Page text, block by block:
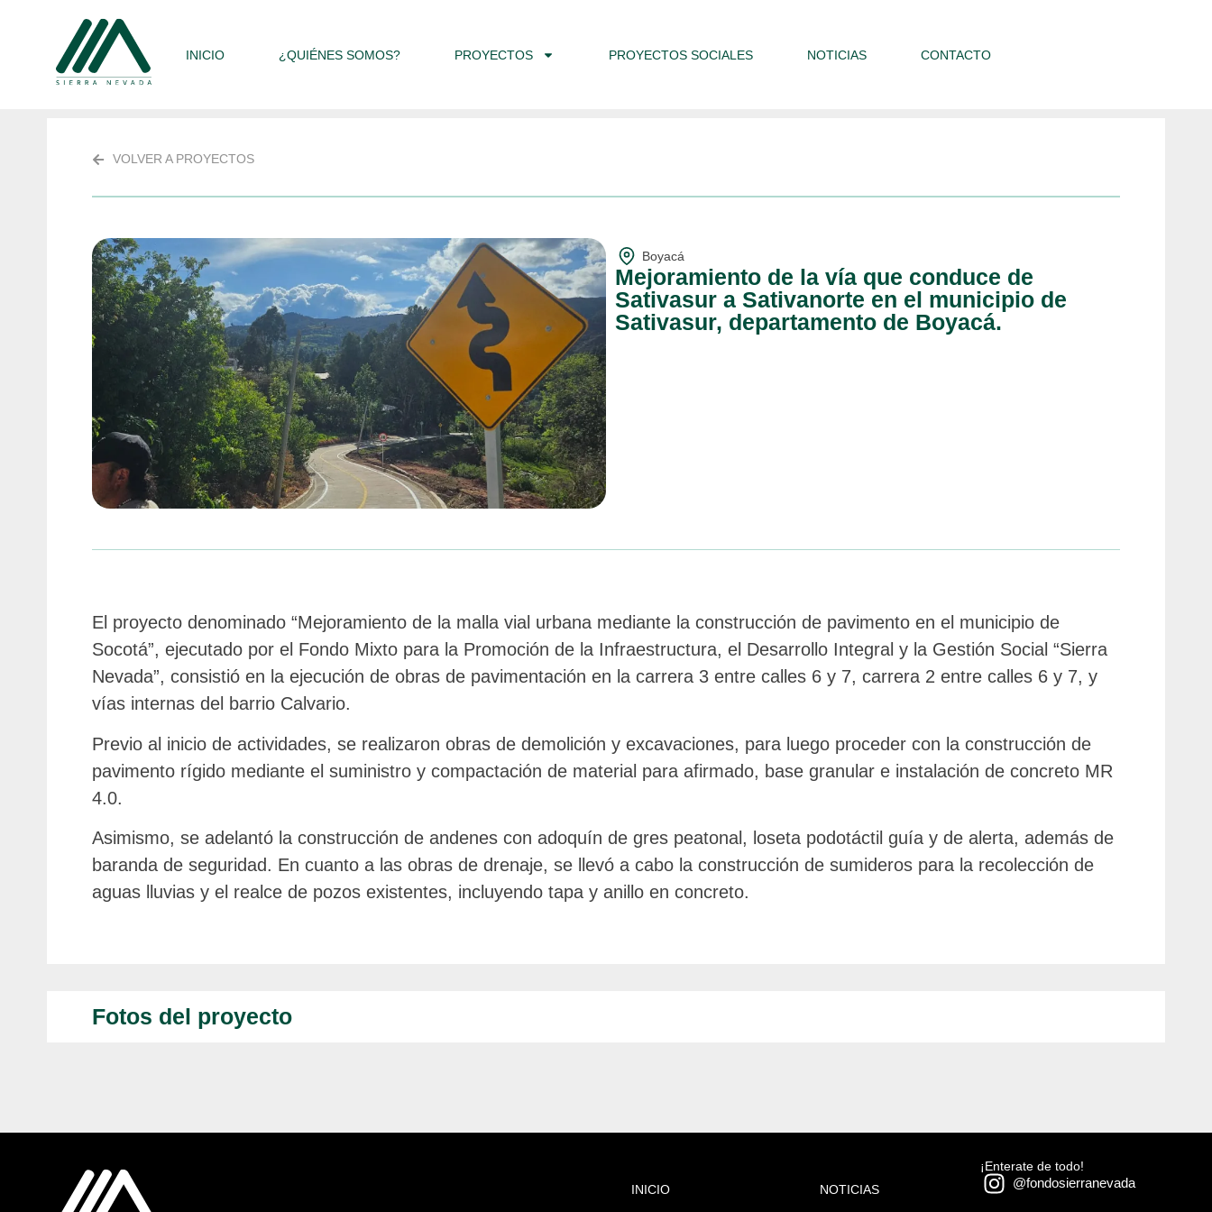
INICIO ¿QUIÉNES SOMOS? PROYECTOS PROYECTOS SOCIALES NOTICIAS CONTACTO
VOLVER A PROYECTOS
Boyacá
Mejoramiento de la vía que conduce de
Sativasur a Sativanorte en el municipio de
Sativasur, departamento de Boyacá.
El proyecto denominado “Mejoramiento de la malla vial urbana mediante la construcción de pavimento en el municipio de
Socotá”, ejecutado por el Fondo Mixto para la Promoción de la Infraestructura, el Desarrollo Integral y la Gestión Social “Sierra
Nevada”, consistió en la ejecución de obras de pavimentación en la carrera 3 entre calles 6 y 7, carrera 2 entre calles 6 y 7, y
vías internas del barrio Calvario.
Previo al inicio de actividades, se realizaron obras de demolición y excavaciones, para luego proceder con la construcción de
pavimento rígido mediante el suministro y compactación de material para afirmado, base granular e instalación de concreto MR
4.0.
Asimismo, se adelantó la construcción de andenes con adoquín de gres peatonal, loseta podotáctil guía y de alerta, además de
baranda de seguridad. En cuanto a las obras de drenaje, se llevó a cabo la construcción de sumideros para la recolección de
aguas lluvias y el realce de pozos existentes, incluyendo tapa y anillo en concreto.
Fotos del proyecto
INICIO NOTICIAS
¡Enterate de todo!
@fondosierranevada